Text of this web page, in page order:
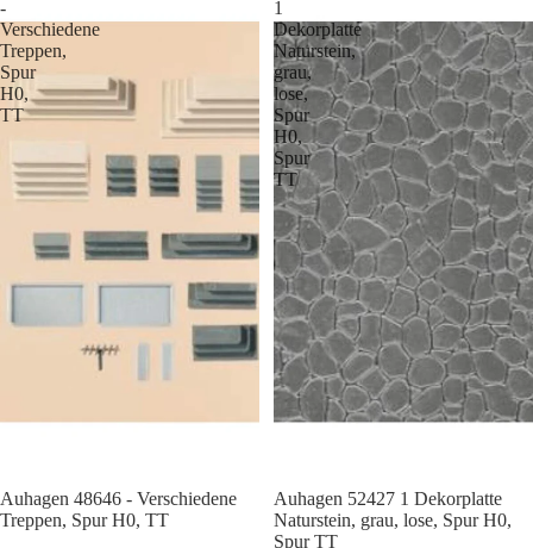
-
Verschiedene
Treppen,
Spur
H0,
TT
Auhagen 48646 - Verschiedene
Treppen, Spur H0, TT
1
Dekorplatte
Naturstein,
grau,
lose,
Spur
H0,
Spur
TT
Auhagen 52427 1 Dekorplatte
Naturstein, grau, lose, Spur H0,
Spur TT